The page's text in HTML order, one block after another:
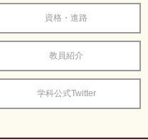
資格・進路
教員紹介
学科公式Twitter